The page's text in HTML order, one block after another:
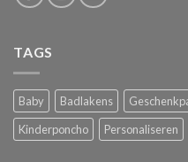
TAGS
Baby Badlakens
Kinderponcho
Personaliseren